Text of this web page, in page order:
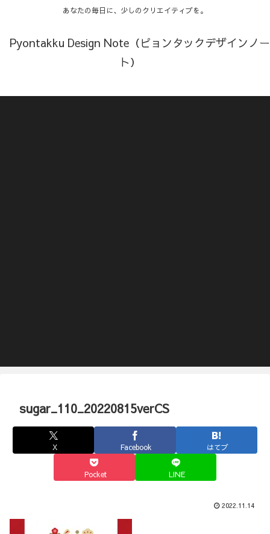
あなたの毎日に、少しのクリエイティブを。
Pyontakku Design Note（ピョンタックデザインノー
ト）
sugar_110_20220815verCS
X Facebook はてブ
Pocket LINE
2022.11.14